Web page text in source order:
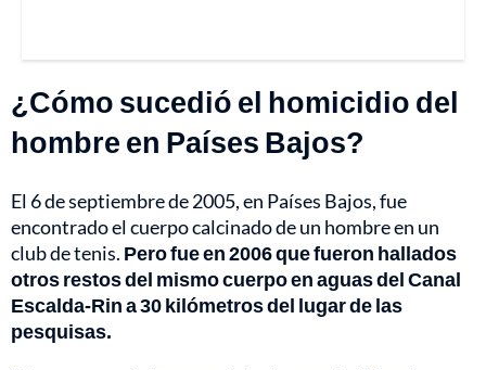
¿Cómo sucedió el homicidio del
hombre en Países Bajos?
El 6 de septiembre de 2005, en Países Bajos, fue
encontrado el cuerpo calcinado de un hombre en un
club de tenis. Pero fue en 2006 que fueron hallados
otros restos del mismo cuerpo en aguas del Canal
Escalda-Rin a 30 kilómetros del lugar de las
pesquisas.